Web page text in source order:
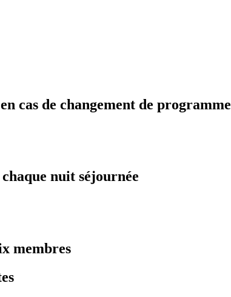
cas de changement de programme
nuit séjournée
membres